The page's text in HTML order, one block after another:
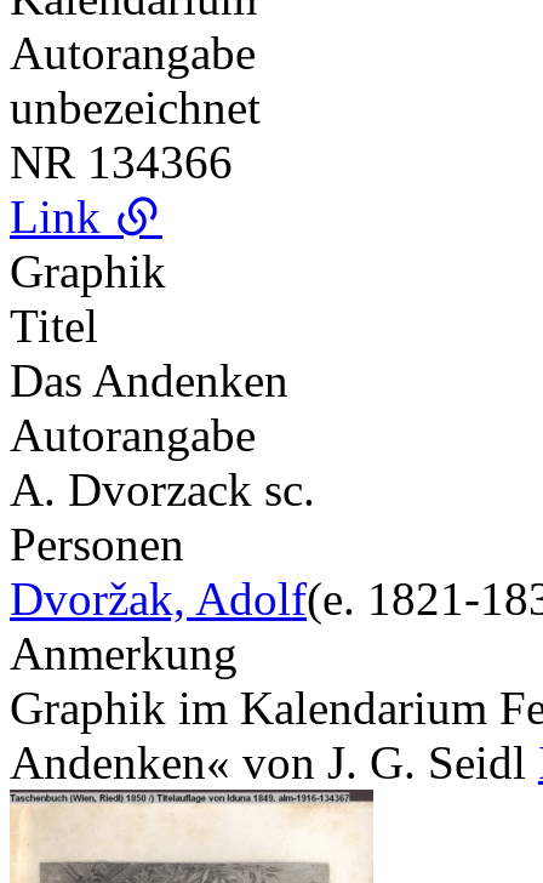
Autorangabe
unbezeichnet
NR 134366
Link
Graphik
Titel
Das Andenken
Autorangabe
A. Dvorzack sc.
Personen
Dvoržak, Adolf(e. 1821-
Anmerkung
Graphik im Kalendarium
Andenken« von J. G. Seidl